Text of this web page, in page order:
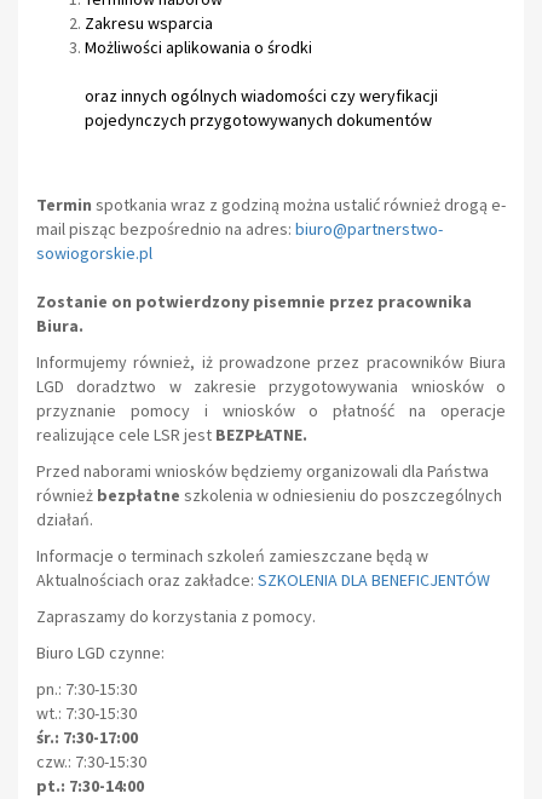
Zakresu wsparcia
Możliwości aplikowania o środki
oraz innych ogólnych wiadomości czy weryfikacji
pojedynczych przygotowywanych dokumentów
Termin spotkania wraz z godziną można ustalić również drogą e-
mail pisząc bezpośrednio na adres: biuro@partnerstwo-
sowiogorskie.pl
Zostanie on potwierdzony pisemnie przez pracownika
Biura.
Informujemy również, iż prowadzone przez pracowników Biura
LGD doradztwo w zakresie przygotowywania wniosków o
przyznanie pomocy i wniosków o płatność na operacje
realizujące cele LSR jest BEZPŁATNE.
Przed naborami wniosków będziemy organizowali dla Państwa
również bezpłatne szkolenia w odniesieniu do poszczególnych
działań.
Informacje o terminach szkoleń zamieszczane będą w
Aktualnościach oraz zakładce: SZKOLENIA DLA BENEFICJENTÓW
Zapraszamy do korzystania z pomocy.
Biuro LGD czynne:
pn.: 7:30-15:30
wt.: 7:30-15:30
śr.: 7:30-17:00
czw.: 7:30-15:30
pt.: 7:30-14:00